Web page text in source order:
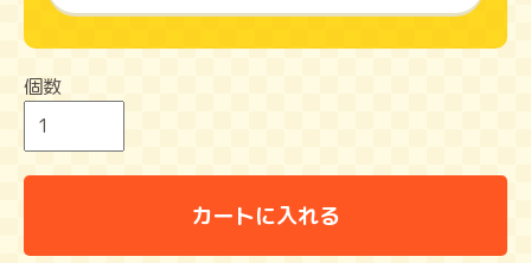
個数
カートに入れる